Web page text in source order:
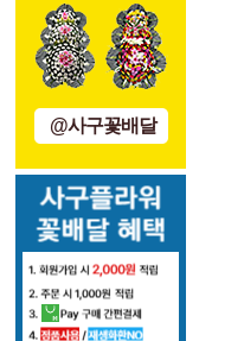
@사구꽃배달